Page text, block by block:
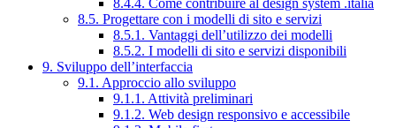
8.5. Progettare con i modelli di sito e servizi
8.5.1. Vantaggi dell’utilizzo dei modelli
8.5.2. I modelli di sito e servizi disponibili
9. Sviluppo dell’interfaccia
9.1. Approccio allo sviluppo
9.1.1. Attività preliminari
9.1.2. Web design responsivo e accessibile